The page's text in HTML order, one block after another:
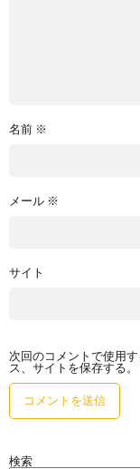
名前 ※
メール ※
サイト
次回のコメントで使用
ス、サイトを保存する。
検索